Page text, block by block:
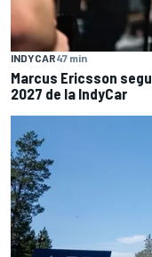
INDYCAR47 min
Marcus Ericsson
2027 de la IndyCar